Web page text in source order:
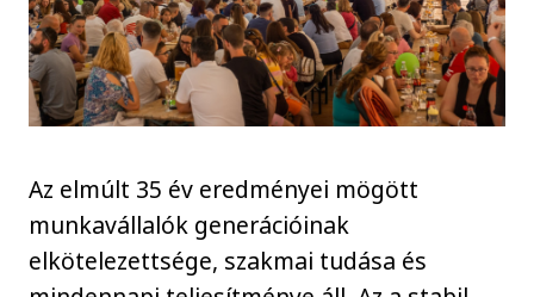
Az elmúlt 35 év eredményei mögött
munkavállalók generációinak
elkötelezettsége, szakmai tudása és